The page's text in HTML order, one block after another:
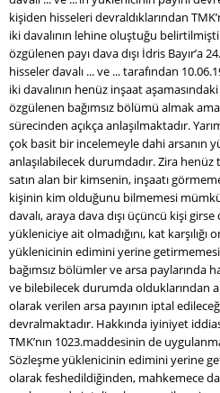
kişiden hisseleri devraldıklarından
iki davalının lehine oluştuğu
özgülenen payı dava dışı İdris Bayır’a
hisseler davalı ... ve ... tarafından
iki davalının henüz inşaat
özgülenen bağımsız bölümü almak
sürecinden açıkça anlaşılmaktadır.
çok basit bir incelemeyle dahi arsanın
anlaşılabilecek durumdadır. Zira
satın alan bir kimsenin, inşaatı
kişinin kim olduğunu bilmemesi
davalı, araya dava dışı üçüncü kişi girse
yükleniciye ait olmadığını, kat karşılığı
yüklenicinin edimini yerine getirmemesi
bağımsız bölümler ve arsa paylarında
ve bilebilecek durumda olduklarından
olarak verilen arsa payının iptal
devralmaktadır. Hakkında iyiniyet
TMK’nın 1023.maddesinin de
Sözleşme yüklenicinin edimini yerine
olarak feshedildiğinden, mahkemece